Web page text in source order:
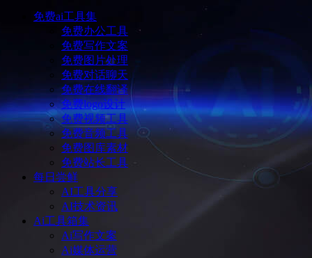
免费ai工具集
免费办公工具
免费写作文案
免费图片处理
免费对话聊天
免费在线翻译
免费logo设计
免费视频工具
免费音频工具
免费图库素材
免费站长工具
每日尝鲜
AI工具分享
AI技术资讯
Ai工具箱集
Ai写作文案
Ai媒体运营